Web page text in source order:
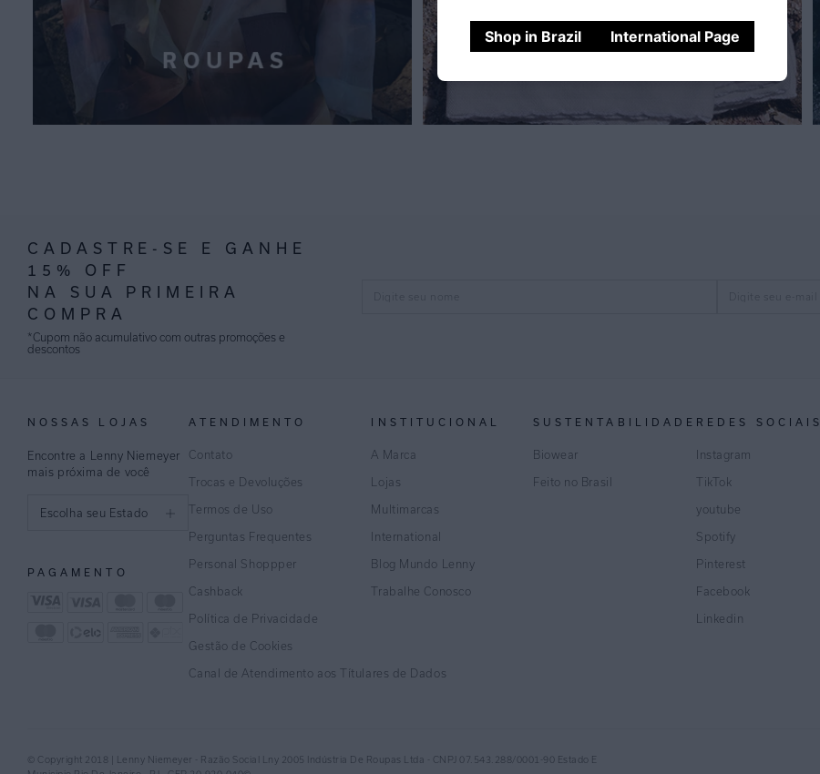
Shop in Brazil International Page
CADASTRE-SE E GANHE
15% OFF
NA SUA PRIMEIRA
COMPRA
*Cupom não acumulativo com outras promoções e
descontos
NOSSAS LOJAS
Encontre a Lenny Niemeyer
mais próxima de você
Escolha seu Estado
Distrito Federal
PAGAMENTO
ATENDIMENTO
Contato
Trocas e Devoluções
Termos de Uso
Perguntas Frequentes
Personal Shoppper
Cashback
Política de Privacidade
Gestão de Cookies
Canal de Atendimento aos Títulares de Dados
INSTITUCIONAL
A Marca
Lojas
Multimarcas
International
Blog Mundo Lenny
Trabalhe Conosco
SUSTENTABILIDADE
Biowear
Feito no Brasil
REDES SOCIAIS
Instagram
TikTok
youtube
Spotify
Pinterest
Facebook
Linkedin
© Copyright 2018 | Lenny Niemeyer - Razão Social Lny 2005 Indústria De Roupas Ltda - CNPJ 07.543.288/0001-90 Estado E